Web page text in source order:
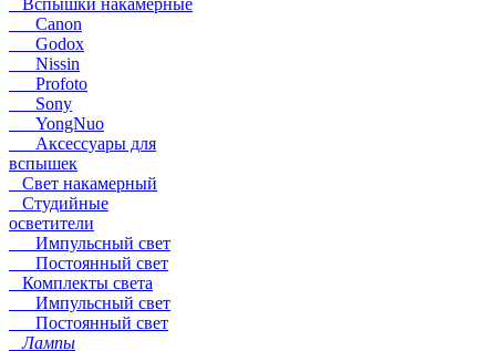
Вспышки накамерные
Canon
Godox
Nissin
Profoto
Sony
YongNuo
Аксессуары для
вспышек
Свет накамерный
Студийные
осветители
Импульсный свет
Постоянный свет
Комплекты света
Импульсный свет
Постоянный свет
Лампы